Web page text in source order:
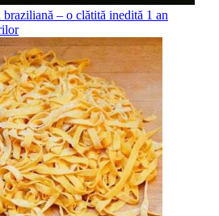
braziliană – o clătită inedită 1 an